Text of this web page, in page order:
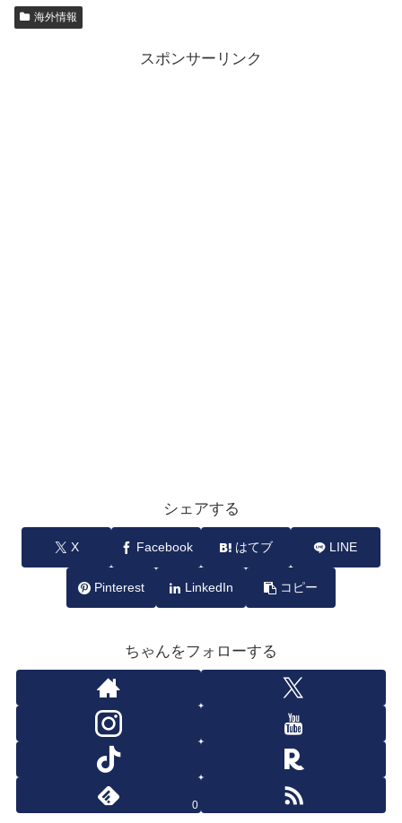
海外情報
スポンサーリンク
シェアする
X Facebook はてブ LINE
Pinterest LinkedIn コピー
ちゃんをフォローする
0